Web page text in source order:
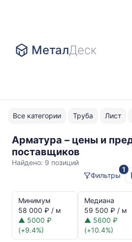
МеталДеск
Все категории Труба Лист
Арматура – цены и
поставщиков
Найдено: 9 позиций
1
Фильтры
динамика
цен:
Арматура
А400
Минимум
58 000 ₽ / м
▲ 5000 ₽
(+9.4%)
Медиана
59 500 ₽ / м
▲ 5600 ₽
(+10.4%)